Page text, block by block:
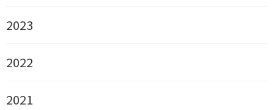
2023
2022
2021